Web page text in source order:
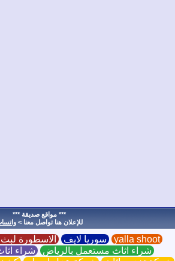
*** مواقع صديقة ***
للإعلان هنا تواصل معنا >
yalla shoot سوريا لايف الاسطورة لبث
شراء اثاث مستعمل بالرياض شراء